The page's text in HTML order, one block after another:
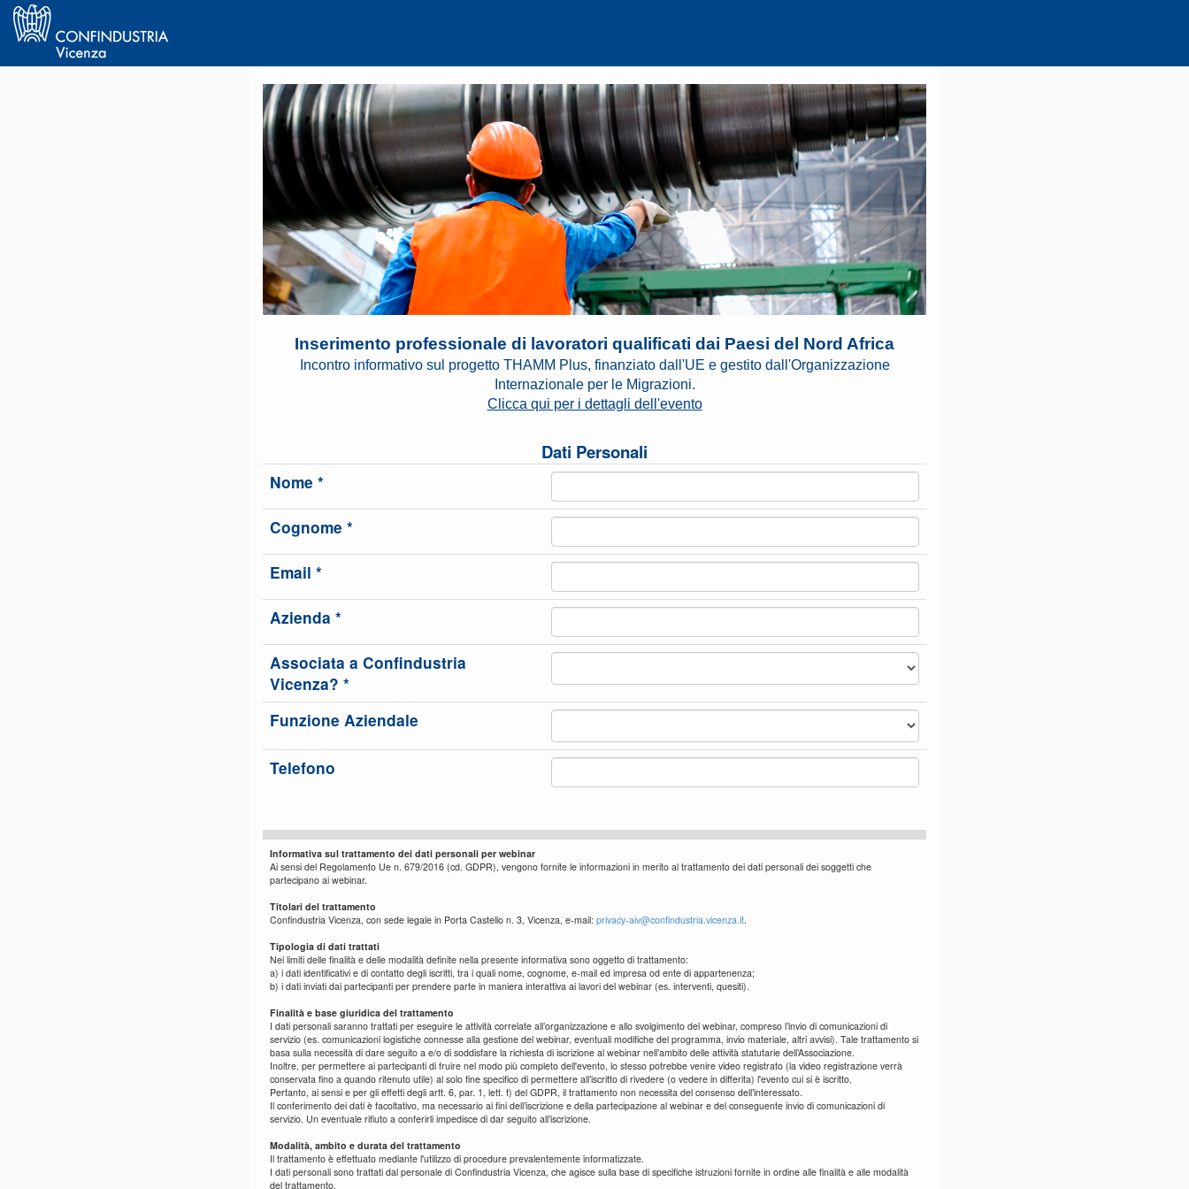
Inserimento professionale di lavoratori qualificati dai Paesi del Nord Africa
Incontro informativo sul progetto THAMM Plus, finanziato dall'UE e gestito dall'Organizzazione
Internazionale per le Migrazioni.
Clicca qui per i dettagli dell'evento
Dati Personali
Nome *
Cognome *
Email *
Azienda *
Associata a Confindustria
Vicenza? *
Funzione Aziendale
Telefono
Informativa sul trattamento dei dati personali per webinar
Ai sensi del Regolamento Ue n. 679/2016 (cd. GDPR), vengono fornite le informazioni in merito al trattamento dei dati personali dei soggetti che
partecipano ai webinar.
Titolari del trattamento
Confindustria Vicenza, con sede legale in Porta Castello n. 3, Vicenza, e-mail: privacy-aiv@confindustria.vicenza.it
Tipologia di dati trattati
Nei limiti delle finalità e delle modalità definite nella presente informativa sono oggetto di trattamento:
a) i dati identificativi e di contatto degli iscritti, tra i quali nome, cognome, e-mail ed impresa od ente di appartenenza;
b) i dati inviati dai partecipanti per prendere parte in maniera interattiva ai lavori del webinar (es. interventi, quesiti).
Finalità e base giuridica del trattamento
I dati personali saranno trattati per eseguire le attività correlate all’organizzazione e allo svolgimento del webinar, compreso l’invio di comunicazioni di
servizio (es. comunicazioni logistiche connesse alla gestione del webinar, eventuali modifiche del programma, invio materiale, altri avvisi). Tale trattamento si
basa sulla necessità di dare seguito a e/o di soddisfare la richiesta di iscrizione al webinar nell’ambito delle attività statutarie dell’Associazione.
Inoltre, per permettere ai partecipanti di fruire nel modo più completo dell'evento, lo stesso potrebbe venire video registrato (la video registrazione verrà
conservata fino a quando ritenuto utile) al solo fine specifico di permettere all’iscritto di rivedere (o vedere in differita) l'evento cui si è iscritto.
Pertanto, ai sensi e per gli effetti degli artt. 6, par. 1, lett. f) del GDPR, il trattamento non necessita del consenso dell’interessato.
Il conferimento dei dati è facoltativo, ma necessario ai fini dell’iscrizione e della partecipazione al webinar e del conseguente invio di comunicazioni di
servizio. Un eventuale rifiuto a conferirli impedisce di dar seguito all’iscrizione.
Modalità, ambito e durata del trattamento
Il trattamento è effettuato mediante l'utilizzo di procedure prevalentemente informatizzate.
I dati personali sono trattati dal personale di Confindustria Vicenza, che agisce sulla base di specifiche istruzioni fornite in ordine alle finalità e alle modalità
del trattamento.